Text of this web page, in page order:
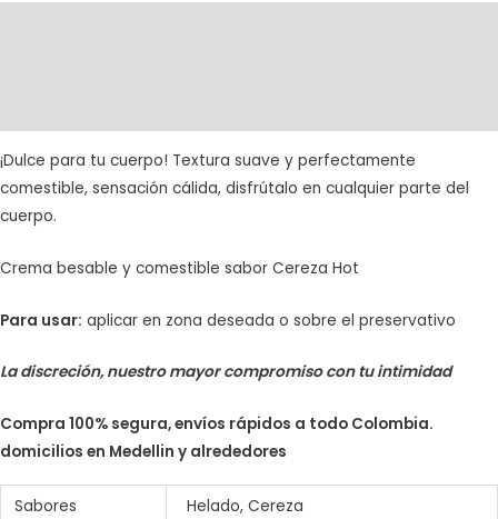
¡Dulce para tu cuerpo! Textura suave y perfectamente
comestible, sensación cálida, disfrútalo en cualquier parte del
cuerpo.
Crema besable y comestible sabor Cereza Hot
Para usar: aplicar en zona deseada o sobre el preservativo
La discreción, nuestro mayor compromiso con tu intimidad
Compra 100% segura, envíos rápidos a todo Colombia.
domicilios en Medellin y alrededores
Sabores Helado, Cereza